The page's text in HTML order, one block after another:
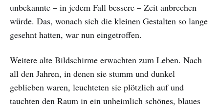
unbekannte – in jedem Fall bessere – Zeit anbrechen
würde. Das, wonach sich die kleinen Gestalten so lange
gesehnt hatten, war nun eingetroffen.
Weitere alte Bildschirme erwachten zum Leben. Nach
all den Jahren, in denen sie stumm und dunkel
geblieben waren, leuchteten sie plötzlich auf und
tauchten den Raum in ein unheimlich schönes, blaues